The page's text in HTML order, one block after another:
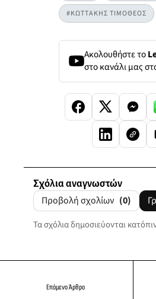
#ΚΩΤΤΑΚΗΣ ΤΙΜΟΘΕΟΣ
Ακολουθήστε το
στο κανάλι μας
Σχόλια αναγνωστών
Προβολή σχολίων (0)
Τα σχόλια δημοσιεύονται
Επόμενο Άρθρο